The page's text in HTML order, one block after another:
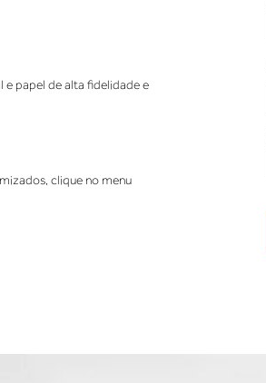
papel de alta fidelidade e
clique no menu